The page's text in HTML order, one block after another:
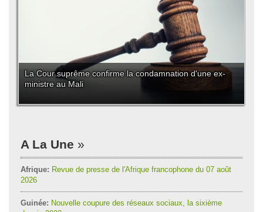
La Cour suprême confirme la condamnation d'une ex-
ministre au Mali
A La Une
Afrique: Revue de presse de l'Afrique francophone du 07 août
2026
Guinée: Nouvelle coupure des réseaux sociaux, la sixième